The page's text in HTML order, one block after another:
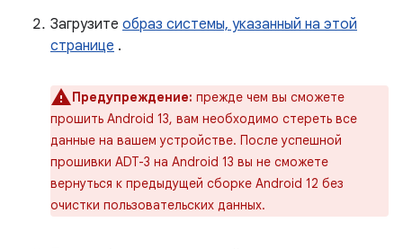
Загрузите образ системы, указанный на этой
странице .
Предупреждение: прежде чем вы сможете
прошить Android 13, вам необходимо стереть все
данные на вашем устройстве. После успешной
прошивки ADT-3 на Android 13 вы не сможете
вернуться к предыдущей сборке Android 12 без
очистки пользовательских данных.